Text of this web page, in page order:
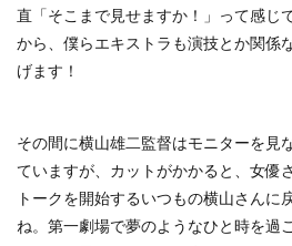
直「そこまで見せますか！」って感じ
から、僕らエキストラも演技とか関係
げます！
その間に横山雄二監督はモニターを見
ていますが、カットがかかると、女優
トークを開始するいつもの横山さんに
ね。第一劇場で夢のようなひと時を過